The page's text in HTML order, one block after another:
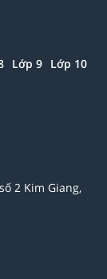
Lớp 9 Lớp 10
2 Kim Giang,